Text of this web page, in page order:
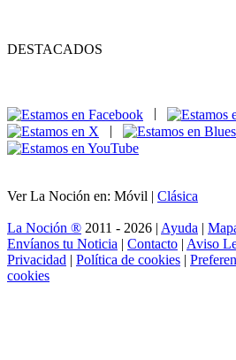
DESTACADOS
|
Ver La Noción en: Móvil | Clásica
La Noción ® 2011 - 2026 | Ayuda |
Envíanos tu Noticia | Contacto | Aviso
Privacidad | Política de cookies |
cookies